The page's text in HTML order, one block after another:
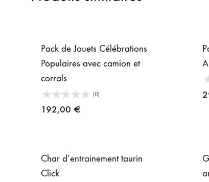
Pack de Jouets Célébrations
Populaires avec camion et
corrals
(0)
192,00 €
Char d’entrainement taurin
Click